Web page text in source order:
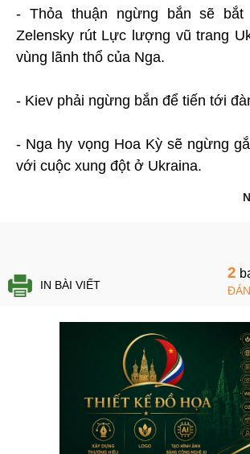
- Thỏa thuận ngừng bắn sẽ bắt
Zelensky rút Lực lượng vũ trang
vùng lãnh thổ của Nga.
- Kiev phải ngừng bắn để tiến tới
- Nga hy vọng Hoa Kỳ sẽ ngừng
với cuộc xung đột ở Ukraina.
IN BÀI VIẾT
2